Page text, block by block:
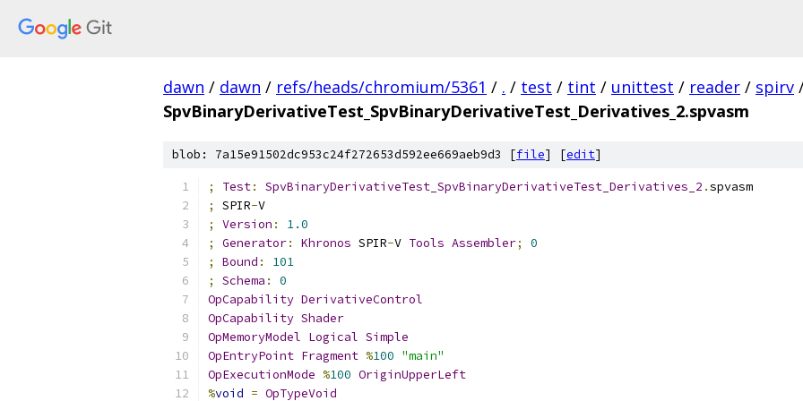
dawn / dawn / refs/heads/chromium/5361 / . / test / tint / unittest / reader / spirv
SpvBinaryDerivativeTest_SpvBinaryDerivativeTest_Derivatives_2.spvasm
blob: 7a15e91502dc953c24f272653d592ee669aeb9d3 [file] [edit]
; Test: SpvBinaryDerivativeTest_SpvBinaryDerivativeTest_Derivatives_2 .spvasm
;
SPIR-V
;
Version :
1.0
;
Generator: Khronos SPIR-V Tools Assembler;
0
;
Bound :
101
;
Schema :
0
OpCapability DerivativeControl
OpCapability Shader
OpMemoryModel Logical Simple
OpEntryPoint Fragment %100 "main"
OpExecutionMode %100 OriginUpperLeft
%void = OpTypeVoid